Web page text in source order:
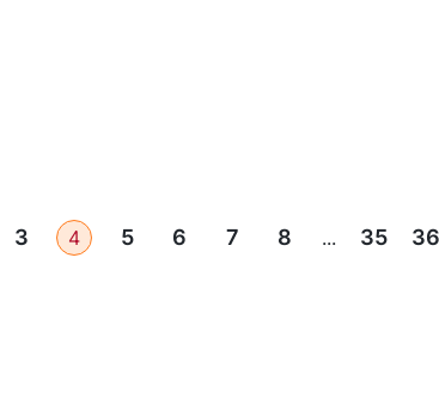
3 4 5 6 7 8 ... 35 36